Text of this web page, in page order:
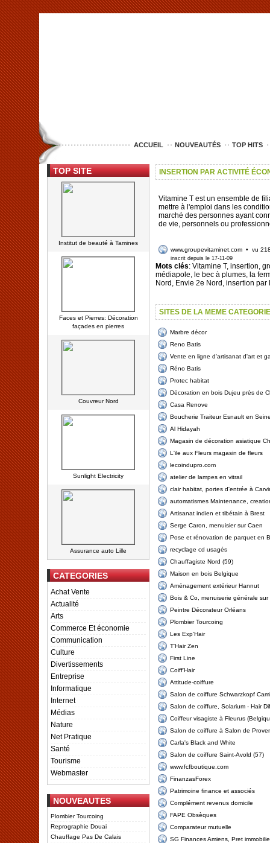
<img src="http://www.lille-entreprise.com/images/anim.jpg"
ACCUEIL NOUVEAUTÉS TOP HITS
TOP SITE
Institut de beauté à Tamines
Faces et Pierres: Décoration
façades en pierres
Couvreur Nord
Sunlight Electricity
Assurance auto Lille
CATEGORIES
Achat Vente
Actualité
Arts
Commerce Et économie
Communication
Culture
Divertissements
Entreprise
Informatique
Internet
Médias
Nature
Net Pratique
Santé
Tourisme
Webmaster
NOUVEAUTES
Plombier Tourcoing
Reprographie Douai
Chauffage Pas De Calais
INSERTION PAR ACTIVITÉ
Vitamine T est un ensemble de
mettre à l'emploi dans les
marché des personnes ayant
de vie, personnels ou
www.groupevitaminet.com • vu
inscrit depuis le 17-11-09
Mots clés: Vitamine T, insertion,
médiapole, le bec à plumes, la
Nord, Envie 2e Nord, insertion
SITES DE LA MEME CATEGORIE
Marbre décor
Reno Batis
Vente en ligne d'artisanat d'art et
Réno Batis
Protec habitat
Décoration en bois Dujeu près de
Casa Renove
Boucherie Traiteur Esnault en
Al Hidayah
Magasin de décoration asiatique
L'ile aux Fleurs magasin de fleurs
lecoindupro.com
atelier de lampes en vitrail
clair habitat, portes d'entrée à
automatismes Maintenance,
Artisanat indien et tibétain à Brest
Serge Caron, menuisier sur Caen
Pose et rénovation de parquet en
recyclage cd usagés
Chauffagiste Nord (59)
Maison en bois Belgique
Aménagement extérieur Hannut
Bois & Co, menuiserie générale sur
Peintre Décorateur Orléans
Plombier Tourcoing
Les Exp'Hair
T'Hair Zen
First Line
Coiff'Hair
Attitude-coiffure
Salon de coiffure Schwarzkopf
Salon de coiffure, Solarium - Hair
Coiffeur visagiste à Fleurus
Salon de coiffure à Salon de
Carla's Black and White
Salon de coiffure Saint-Avold (57)
www.fcfboutique.com
FinanzasForex
Patrimoine finance et associés
Complément revenus domicile
FAPE Obsèques
Comparateur mutuelle
SG Finances Amiens, Pret